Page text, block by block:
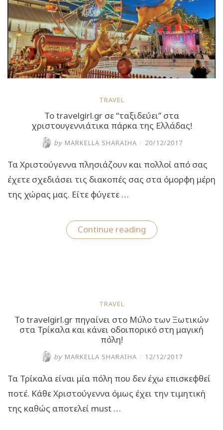
TRAVEL
Το travelgirl.gr σε “ταξιδεύει” στα
χριστουγεννιάτικα πάρκα της Ελλάδας!
by MARKELLA SHARAIHA / 20/12/2017
Τα Χριστούγεννα πλησιάζουν και πολλοί από σας
έχετε σχεδιάσει τις διακοπές σας στα όμορφη μέρη
της χώρας μας. Είτε φύγετε …
Continue reading“Το
travelgirl.gr
TRAVEL
Το travelgirl.gr πηγαίνει στο Μύλο των Ξωτικών
στα Τρίκαλα και κάνει οδοιπορικό στη μαγική
πόλη!
by MARKELLA SHARAIHA / 12/12/2017
Τα Τρίκαλα είναι μία πόλη που δεν έχω επισκεφθεί
ποτέ. Κάθε Χριστούγεννα όμως έχει την τιμητική
της καθώς αποτελεί must …